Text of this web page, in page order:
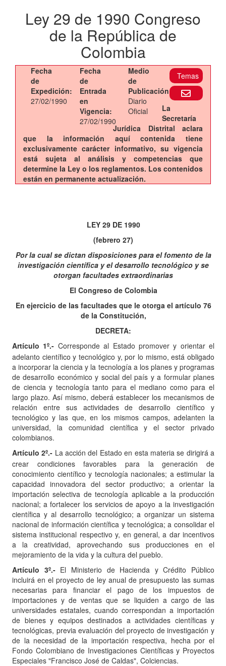
Ley 29 de 1990 Congreso
de la República de
Colombia
Fecha
de
Expedición:
27/02/1990
Fecha
de
Entrada
en
Vigencia:
27/02/1990
Medio
de
Publicación:
Diario
Oficial
Temas
La
Secretaría
Jurídica Distrital aclara
que la información aquí contenida tiene
exclusivamente carácter informativo, su vigencia
está sujeta al análisis y competencias que
determine la Ley o los reglamentos. Los contenidos
están en permanente actualización.
LEY 29 DE 1990
(febrero 27)
Por la cual se dictan disposiciones para el fomento de la
investigación científica y el desarrollo tecnológico y se
otorgan facultades extraordinarias
El Congreso de Colombia
En ejercicio de las facultades que le otorga el artículo 76
de la Constitución,
DECRETA:
Artículo 1º.- Corresponde al Estado promover y orientar el
adelanto científico y tecnológico y, por lo mismo, está obligado
a incorporar la ciencia y la tecnología a los planes y programas
de desarrollo económico y social del país y a formular planes
de ciencia y tecnología tanto para el mediano como para el
largo plazo. Así mismo, deberá establecer los mecanismos de
relación entre sus actividades de desarrollo científico y
tecnológico y las que, en los mismos campos, adelanten la
universidad, la comunidad científica y el sector privado
colombianos.
Artículo 2º.- La acción del Estado en esta materia se dirigirá a
crear condiciones favorables para la generación de
conocimiento científico y tecnología nacionales; a estimular la
capacidad innovadora del sector productivo; a orientar la
importación selectiva de tecnología aplicable a la producción
nacional; a fortalecer los servicios de apoyo a la investigación
científica y al desarrollo tecnológico; a organizar un sistema
nacional de información científica y tecnológica; a consolidar el
sistema institucional respectivo y, en general, a dar incentivos
a la creatividad, aprovechando sus producciones en el
mejoramiento de la vida y la cultura del pueblo.
Artículo 3º.-El Ministerio de Hacienda y Crédito Público
incluirá en el proyecto de ley anual de presupuesto las sumas
necesarias para financiar el pago de los impuestos de
importaciones y de ventas que se liquiden a cargo de las
universidades estatales, cuando correspondan a importación
de bienes y equipos destinados a actividades científicas y
tecnológicas, previa evaluación del proyecto de investigación y
de la necesidad de la importación respectiva, hecha por el
Fondo Colombiano de Investigaciones Científicas y Proyectos
Especiales "Francisco José de Caldas", Colciencias.